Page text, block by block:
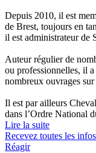
Depuis 2010, il est
de Brest, toujours en
il est administrateur
Auteur régulier de
ou professionnelles, il
nombreux ouvrages
Il est par ailleurs
dans l’Ordre National
Lire la suite
Recevez toutes les
Réagir